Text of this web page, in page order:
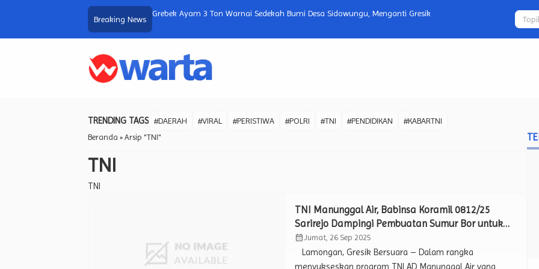
Breaking News
Grebek Ayam 3 Ton Warnai Sedekah Bumi Desa Sidowungu, Menganti Gresik
hingga
TRENDING TAGS #DAERAH #VIRAL #PERISTIWA #POLRI #TNI #PENDIDIKAN #KABARTNI
Beranda » Arsip "TNI"
TNI
TNI
TNI Manunggal Air, Babinsa Koramil 0812/25
Sarirejo Dampingi Pembuatan Sumur Bor untuk
Warga yang Kesulitan Air Bersih.
calendar_monthJumat, 26 Sep 2025
Lamongan, Gresik Bersuara – Dalam rangka
menyukseskan program TNI AD Manunggal Air yang